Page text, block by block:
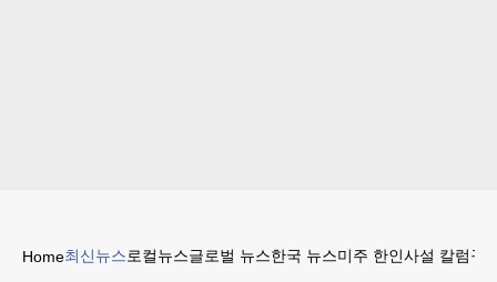
Home최신뉴스로컬뉴스글로벌 뉴스한국 뉴스미주 한인사설 칼럼구